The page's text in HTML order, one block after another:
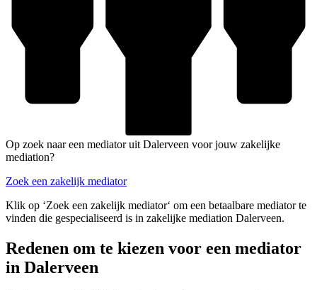
Op zoek naar een mediator uit Dalerveen voor jouw zakelijke
mediation?
Zoek een zakelijk mediator
Klik op ‘Zoek een zakelijk mediator‘ om een betaalbare mediator te
vinden die gespecialiseerd is in zakelijke mediation Dalerveen.
Redenen om te kiezen voor een mediator
in Dalerveen